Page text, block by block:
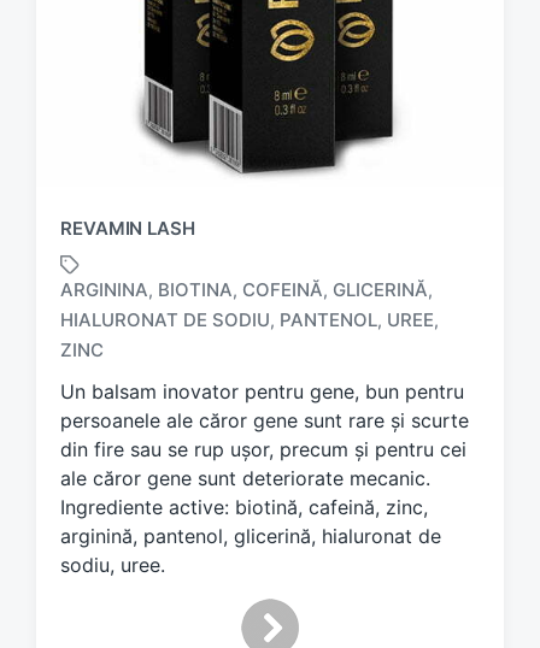
REVAMIN LASH
T
a
g
e
d
w
i
h
ARGININA, BIOTINA, COFEINĂ, GLICERINĂ,
HIALURONAT DE SODIU, PANTENOL, UREE,
ZINC
Un balsam inovator pentru gene, bun pentru
persoanele ale căror gene sunt rare și scurte
din fire sau se rup ușor, precum și pentru cei
ale căror gene sunt deteriorate mecanic.
Ingrediente active: biotină, cafeină, zinc,
arginină, pantenol, glicerină, hialuronat de
sodiu, uree.